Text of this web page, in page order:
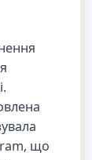
що